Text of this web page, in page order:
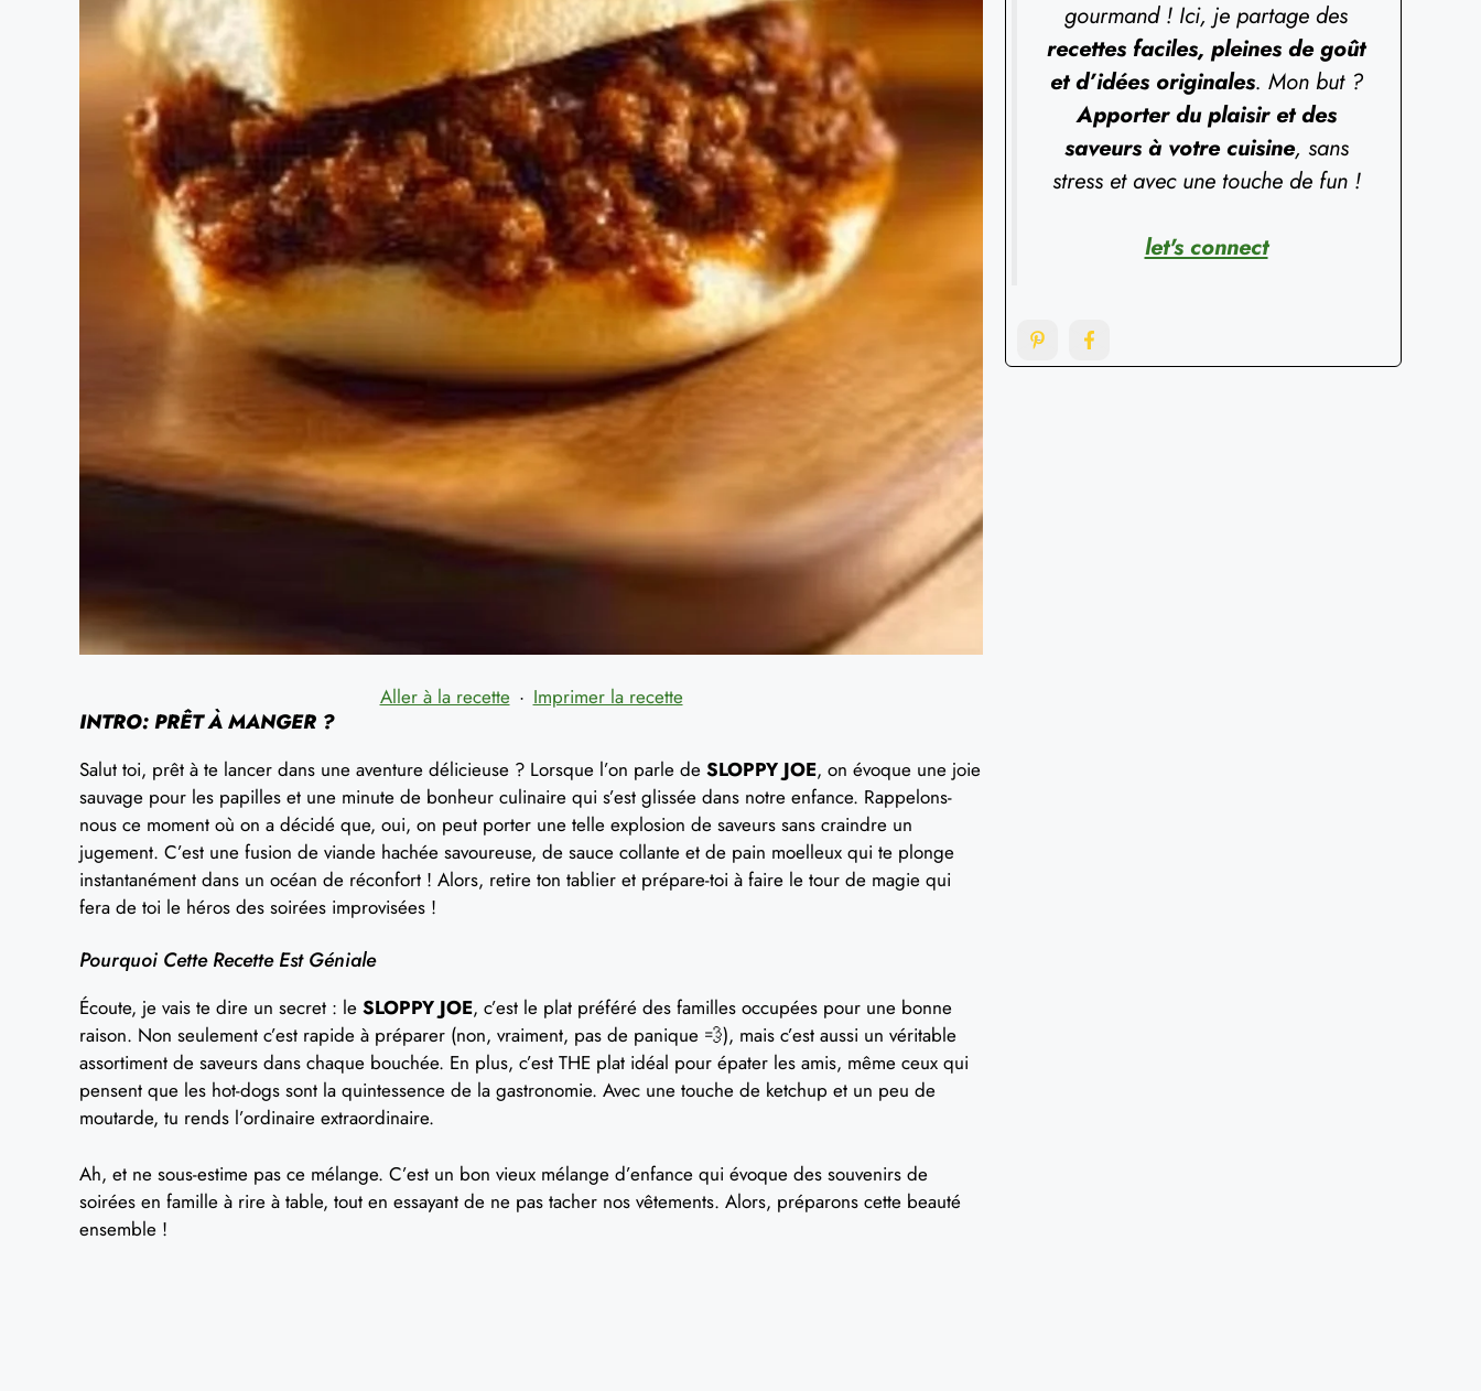
Aller à la recette · Imprimer la recette
INTRO: PRÊT À MANGER ?
Salut toi, prêt à te lancer dans une aventure délicieuse ? Lorsque l’on parle de SLOPPY JOE, on évoque une joie
sauvage pour les papilles et une minute de bonheur culinaire qui s’est glissée dans notre enfance. Rappelons-
nous ce moment où on a décidé que, oui, on peut porter une telle explosion de saveurs sans craindre un
jugement. C’est une fusion de viande hachée savoureuse, de sauce collante et de pain moelleux qui te plonge
instantanément dans un océan de réconfort ! Alors, retire ton tablier et prépare-toi à faire le tour de magie qui
fera de toi le héros des soirées improvisées !
Pourquoi Cette Recette Est Géniale
Écoute, je vais te dire un secret : le SLOPPY JOE, c’est le plat préféré des familles occupées pour une bonne
raison. Non seulement c’est rapide à préparer (non, vraiment, pas de panique 💨), mais c’est aussi un véritable
assortiment de saveurs dans chaque bouchée. En plus, c’est THE plat idéal pour épater les amis, même ceux qui
pensent que les hot-dogs sont la quintessence de la gastronomie. Avec une touche de ketchup et un peu de
moutarde, tu rends l’ordinaire extraordinaire.
Ah, et ne sous-estime pas ce mélange. C’est un bon vieux mélange d’enfance qui évoque des souvenirs de
soirées en famille à rire à table, tout en essayant de ne pas tacher nos vêtements. Alors, préparons cette beauté
ensemble !
gourmand ! Ici, je partage des
recettes faciles, pleines de goût
et d’idées originales. Mon but ?
Apporter du plaisir et des
saveurs à votre cuisine, sans
stress et avec une touche de fun !
let's connect